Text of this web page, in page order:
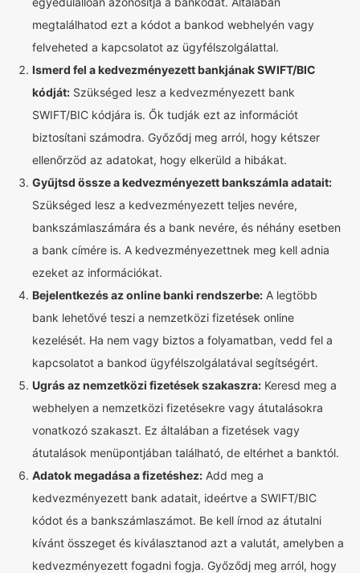
megtalálhatod ezt a kódot a bankod webhelyén vagy
felveheted a kapcsolatot az ügyfélszolgálattal.
Ismerd fel a kedvezményezett bankjának SWIFT/BIC
kódját: Szükséged lesz a kedvezményezett bank
SWIFT/BIC kódjára is. Ők tudják ezt az információt
biztosítani számodra. Győződj meg arról, hogy kétszer
ellenőrzöd az adatokat, hogy elkerüld a hibákat.
Gyűjtsd össze a kedvezményezett bankszámla adatait:
Szükséged lesz a kedvezményezett teljes nevére,
bankszámlaszámára és a bank nevére, és néhány esetben
a bank címére is. A kedvezményezettnek meg kell adnia
ezeket az információkat.
Bejelentkezés az online banki rendszerbe: A legtöbb
bank lehetővé teszi a nemzetközi fizetések online
kezelését. Ha nem vagy biztos a folyamatban, vedd fel a
kapcsolatot a bankod ügyfélszolgálatával segítségért.
Ugrás az nemzetközi fizetések szakaszra: Keresd meg a
webhelyen a nemzetközi fizetésekre vagy átutalásokra
vonatkozó szakaszt. Ez általában a fizetések vagy
átutalások menüpontjában található, de eltérhet a banktól.
Adatok megadása a fizetéshez: Add meg a
kedvezményezett bank adatait, ideértve a SWIFT/BIC
kódot és a bankszámlaszámot. Be kell írnod az átutalni
kívánt összeget és kiválasztanod azt a valutát, amelyben a
kedvezményezett fogadni fogja. Győződj meg arról, hogy